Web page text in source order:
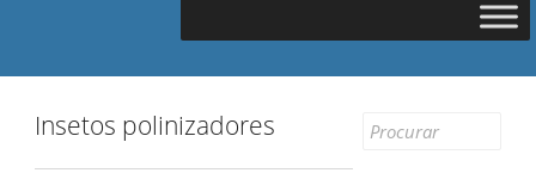
Insetos polinizadores
Search